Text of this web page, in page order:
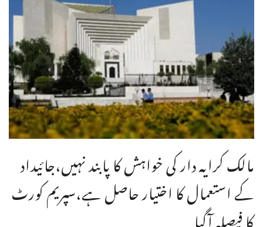
مالک کرایہ دار کی خواہش کا پابند نہیں،جائیداد
کے استعمال کا اختیار حاصل ہے،سپریم کورٹ
کا فیصلہ آگیا